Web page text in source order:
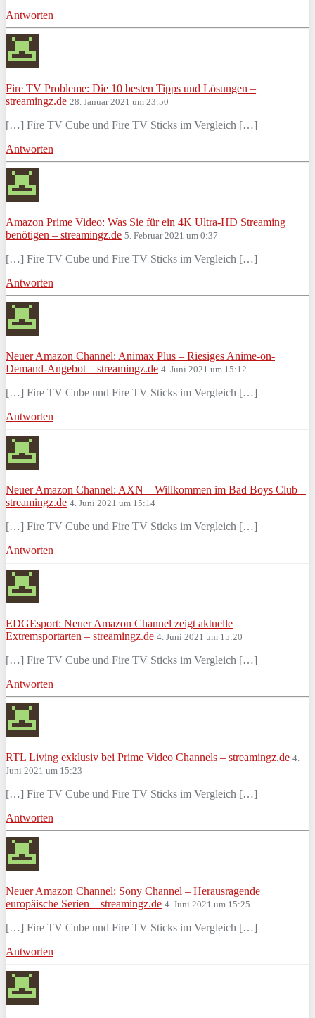
Antworten
Fire TV Probleme: Die 10 besten Tipps und Lösungen –
streamingz.de 28. Januar 2021 um 23:50
[…] Fire TV Cube und Fire TV Sticks im Vergleich […]
Antworten
Amazon Prime Video: Was Sie für ein 4K Ultra-HD Streaming
benötigen – streamingz.de 5. Februar 2021 um 0:37
[…] Fire TV Cube und Fire TV Sticks im Vergleich […]
Antworten
Neuer Amazon Channel: Animax Plus – Riesiges Anime-on-
Demand-Angebot – streamingz.de 4. Juni 2021 um 15:12
[…] Fire TV Cube und Fire TV Sticks im Vergleich […]
Antworten
Neuer Amazon Channel: AXN – Willkommen im Bad Boys Club –
streamingz.de 4. Juni 2021 um 15:14
[…] Fire TV Cube und Fire TV Sticks im Vergleich […]
Antworten
EDGEsport: Neuer Amazon Channel zeigt aktuelle
Extremsportarten – streamingz.de 4. Juni 2021 um 15:20
[…] Fire TV Cube und Fire TV Sticks im Vergleich […]
Antworten
RTL Living exklusiv bei Prime Video Channels – streamingz.de 4.
Juni 2021 um 15:23
[…] Fire TV Cube und Fire TV Sticks im Vergleich […]
Antworten
Neuer Amazon Channel: Sony Channel – Herausragende
europäische Serien – streamingz.de 4. Juni 2021 um 15:25
[…] Fire TV Cube und Fire TV Sticks im Vergleich […]
Antworten